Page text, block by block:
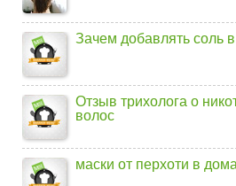
Зачем добавлять соль
Отзыв трихолога о
волос
маски от перхоти в